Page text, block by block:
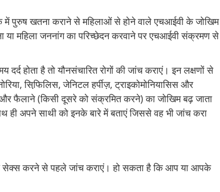
में पुरुष खतना कराने से महिलाओं से होने वाले एचआईवी के जोखिम
महिला जननांग का परिच्छेदन करवाने पर एचआईवी संक्रमण से
होता है तो यौनसंचारित रोगों की जांच कराएं। इन लक्षणों से
सिफि़लिस, जेनिटल हर्पीज़, ट्राइकोमोनियासिस और
फैलाने (किसी दूसरे को संक्रमित करने) का जोखिम बढ़ जाता
अपने साथी को इनके बारे में बताएं जिससे वह भी जांच करा
सेक्स करने से पहले जांच कराएं। हो सकता है कि आप या आपके